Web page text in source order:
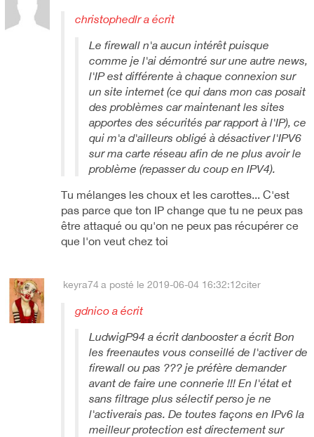
christophedlr a écrit
Le firewall n'a aucun intérêt puisque
comme je l'ai démontré sur une autre news,
l'IP est différente à chaque connexion sur
un site internet (ce qui dans mon cas posait
des problèmes car maintenant les sites
apportes des sécurités par rapport à l'IP), ce
qui m'a d'ailleurs obligé à désactiver l'IPV6
sur ma carte réseau afin de ne plus avoir le
problème (repasser du coup en IPV4).
Tu mélanges les choux et les carottes... C'est
pas parce que ton IP change que tu ne peux pas
être attaqué ou qu'on ne peux pas récupérer ce
que l'on veut chez toi
keyra74 a posté le 2019-06-04 16:32:12citer
gdnico a écrit
LudwigP94 a écrit danbooster a écrit Bon
les freenautes vous conseillé de l'activer de
firewall ou pas ??? je préfère demander
avant de faire une connerie !!! En l'état et
sans filtrage plus sélectif perso je ne
l'activerais pas. De toutes façons en IPv6 la
meilleur protection est directement sur